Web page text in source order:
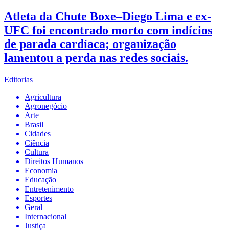
Atleta da Chute Boxe–Diego Lima e ex-
UFC foi encontrado morto com indícios
de parada cardíaca; organização
lamentou a perda nas redes sociais.
Editorias
Agricultura
Agronegócio
Arte
Brasil
Cidades
Ciência
Cultura
Direitos Humanos
Economia
Educação
Entretenimento
Esportes
Geral
Internacional
Justiça